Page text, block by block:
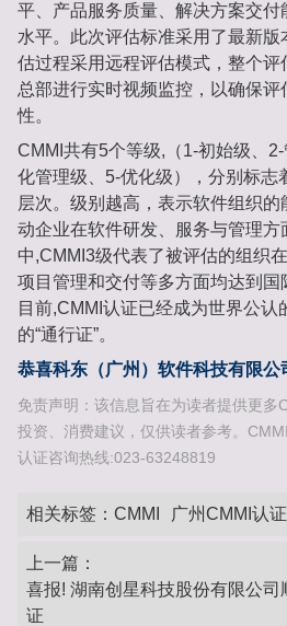
平、产品服务质量、解决方案交
水平。此次评估标准采用了最新版
估过程采用远程评估模式，整个评
总部进行实时视频监控，以确保评
性。
CMMI共有5个等级,（1-初始级、
化管理级、5-优化级），分别标志
层次。级别越高，表示软件组织
动企业在软件研发、服务与管理
中,CMMI3级代表了被评估的组织
项目管理和交付等多方面均达到国
目前,CMMI认证已经成为世界公认
的“通行证”。
恭喜科东（广州）软件科技有限公
免责声明：该信息旨在为读者提供更多
投资、消费建议，仅供读者参考。
认证咨询热线:023-63248819
相关标签： CMMI 广州CMMI认证
上一篇：
喜报! 湖南创星科技股份有限公司
证